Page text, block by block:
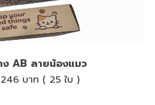
AB ลายน้องแมว
บาท ( 25 ใบ )